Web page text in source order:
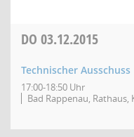
DO 03.12.2015
Technischer Ausschuss
17:00-18:50 Uhr
Bad Rappenau, Rathaus,